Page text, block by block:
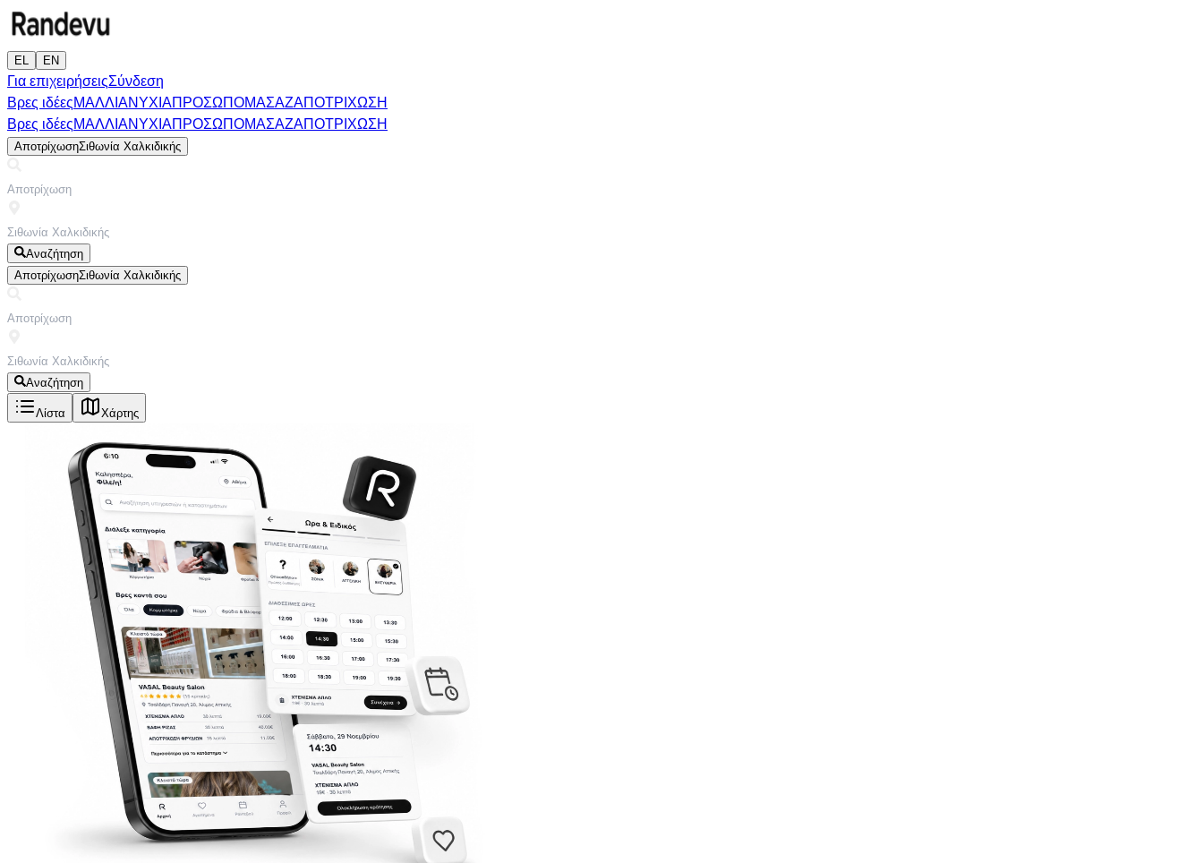
EL EN
Για επιχειρήσειςΣύνδεση
Βρες ιδέεςΜΑΛΛΙΑΝΥΧΙΑΠΡΟΣΩΠΟΜΑΣΑΖΑΠΟΤΡΙΧΩΣΗ
Βρες ιδέεςΜΑΛΛΙΑΝΥΧΙΑΠΡΟΣΩΠΟΜΑΣΑΖΑΠΟΤΡΙΧΩΣΗ
ΑποτρίχωσηΣιθωνία Χαλκιδικής
Αναζήτηση
ΑποτρίχωσηΣιθωνία Χαλκιδικής
Αναζήτηση
Λίστα Χάρτης